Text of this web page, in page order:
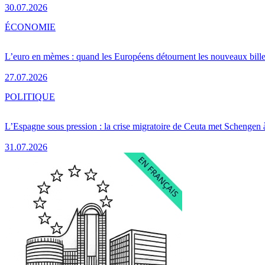
30.07.2026
L’euro en mèmes : quand les Européens détournent les nouveaux
27.07.2026
ÉCONOMIE
L’Espagne sous pression : la crise migratoire de Ceuta met Schengen
31.07.2026
POLITIQUE